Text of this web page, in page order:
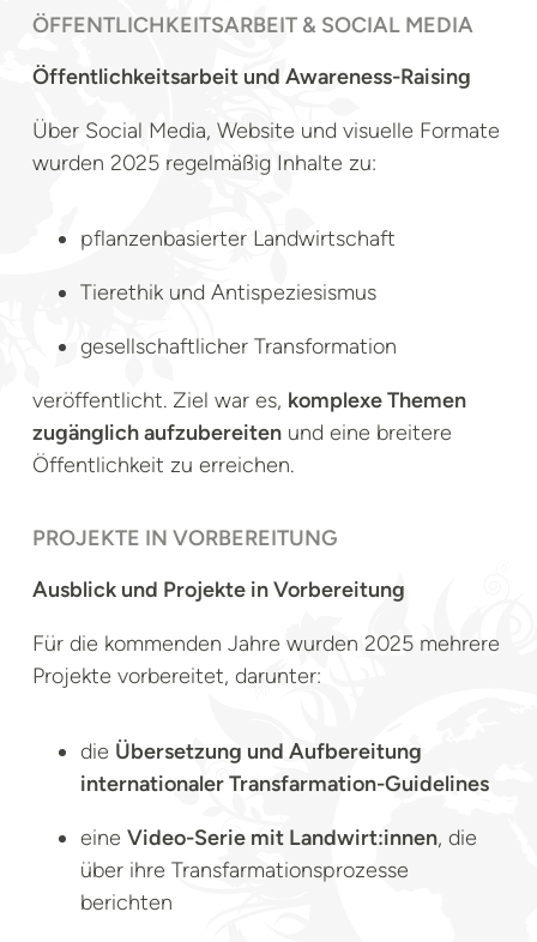
ÖFFENTLICHKEITSARBEIT & SOCIAL MEDIA
Öffentlichkeitsarbeit und Awareness-Raising
Über Social Media, Website und visuelle Formate
wurden 2025 regelmäßig Inhalte zu:
pflanzenbasierter Landwirtschaft
Tierethik und Antispeziesismus
gesellschaftlicher Transformation
veröffentlicht. Ziel war es, komplexe Themen
zugänglich aufzubereiten und eine breitere
Öffentlichkeit zu erreichen.
PROJEKTE IN VORBEREITUNG
Ausblick und Projekte in Vorbereitung
Für die kommenden Jahre wurden 2025 mehrere
Projekte vorbereitet, darunter:
die Übersetzung und Aufbereitung
internationaler Transfarmation-Guidelines
eine Video-Serie mit Landwirt:innen, die
über ihre Transfarmationsprozesse
berichten